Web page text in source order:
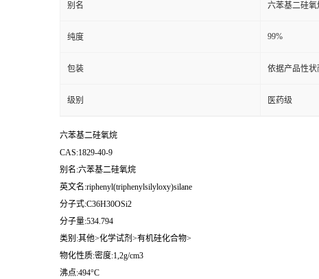
别名 六苯基二硅氧
纯度 99%
包装 依据产品性
级别 医药级
六苯基二硅氧烷
CAS:1829-40-9
别名:六苯基二硅氧烷
英文名:riphenyl(triphenylsilyloxy)silane
分子式:C36H30OSi2
分子量:534.794
类别:其他>化学试剂>有机硅化合物>
物化性质:密度:1,2g/cm3
沸点:494°C